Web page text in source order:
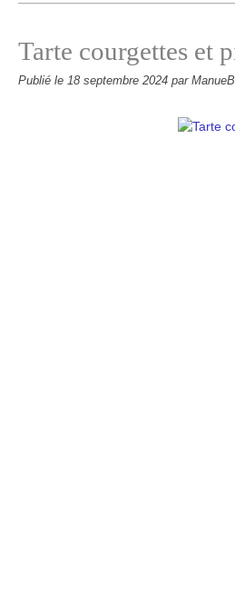
Tarte courgettes et
Publié le 18 septembre 2024 par ManueB